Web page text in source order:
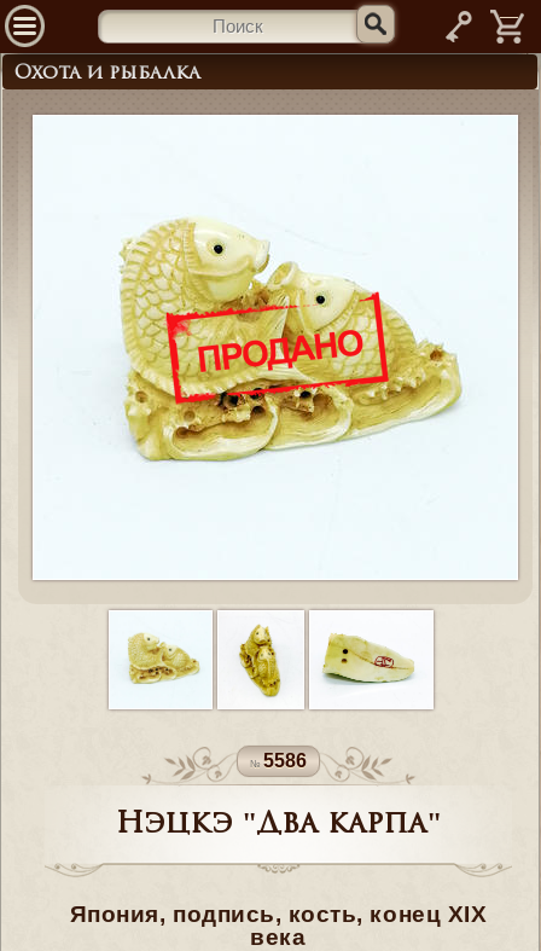
—
Охота и рыбалка
5586
Нэцкэ "Два карпа"
Япония, подпись, кость, конец XIX
века